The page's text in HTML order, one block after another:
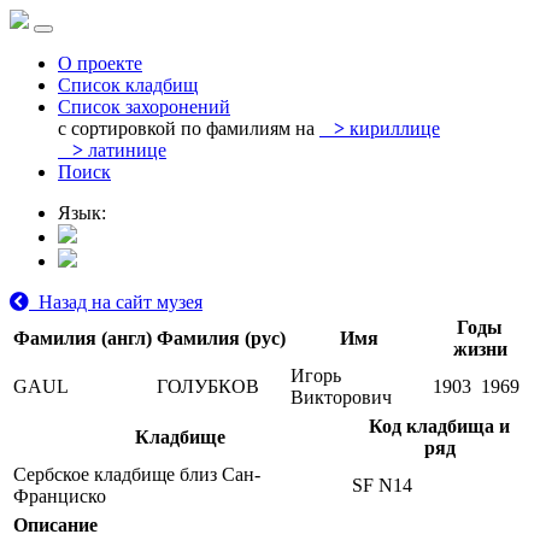
О проекте
Список кладбищ
Список захоронений
с сортировкой по фамилиям на
> кириллице
> латинице
Поиск
Язык:
Назад на сайт музея
Фамилия (англ) Фамилия (рус) Имя
Годы
жизни
GAUL
ГОЛУБКОВ
Игорь
Викторович
1903 1969
Кладбище
Код кладбища и
ряд
Сербское кладбище близ Сан-
Франциско
SF N14
Описание